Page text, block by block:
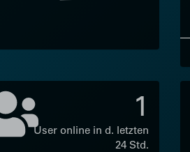
1
User online in d. letzten
24 Std.